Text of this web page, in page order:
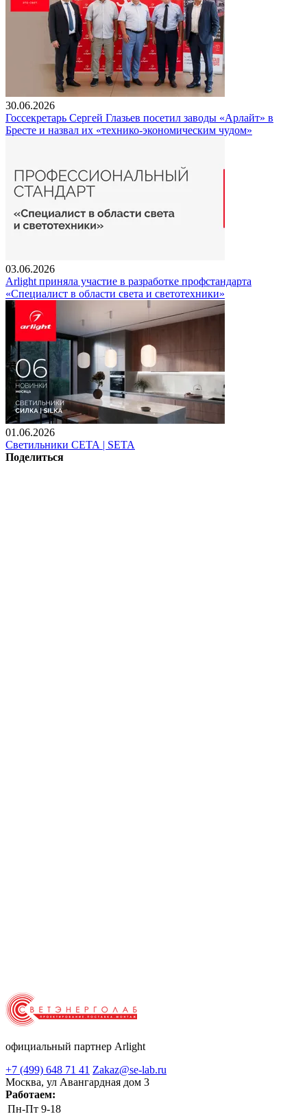
30.06.2026
Госсекретарь Сергей Глазьев посетил заводы «Арлайт» в
Бресте и назвал их «технико-экономическим чудом»
03.06.2026
Arlight приняла участие в разработке профстандарта
«Специалист в области света и светотехники»
01.06.2026
Светильники СЕТА | SETA
Поделиться
официальный партнер Arlight
+7 (499) 648 71 41 Zakaz@se-lab.ru
Москва, ул Авангардная дом 3
Работаем:
Пн-Пт 9-18